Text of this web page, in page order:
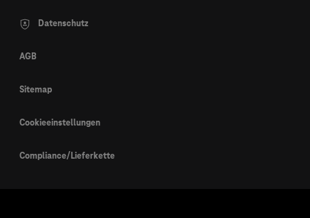
Datenschutz
AGB
Sitemap
Cookieeinstellungen
Compliance/Lieferkette